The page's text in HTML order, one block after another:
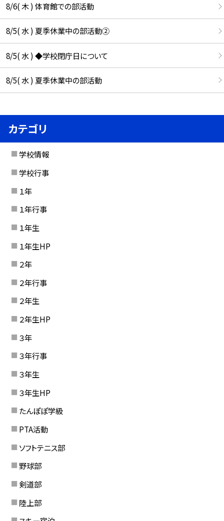
8/6( 木 ) 体育館での部活動
8/5( 水 ) 夏季休業中の部活動②
8/5( 水 ) ◆学校閉庁日について
8/5( 水 ) 夏季休業中の部活動
カテゴリ
学校情報
学校行事
１年
１年行事
１年生
１年生HP
２年
２年行事
２年生
２年生HP
３年
３年行事
３年生
３年生HP
たんぽぽ学級
PTA活動
ソフトテニス部
野球部
剣道部
陸上部